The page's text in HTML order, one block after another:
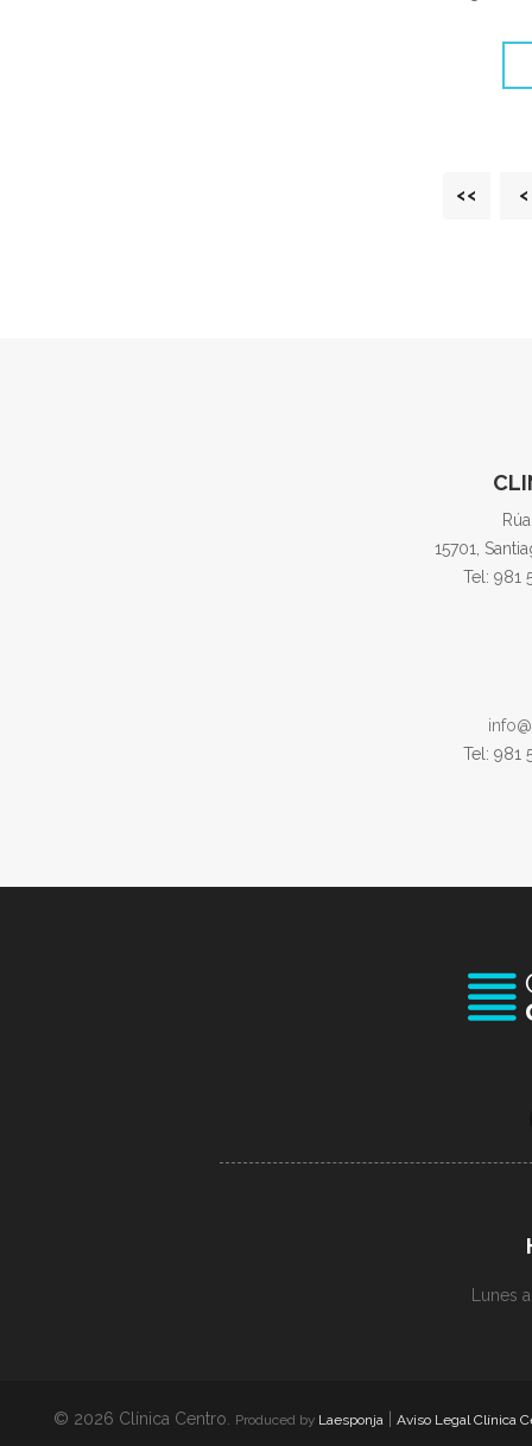
<< <
15701,
Tel: 981
Tel: 981
Lunes
© 2026 Clínica Centro. Produced by Laesponja Aviso Legal Clínica